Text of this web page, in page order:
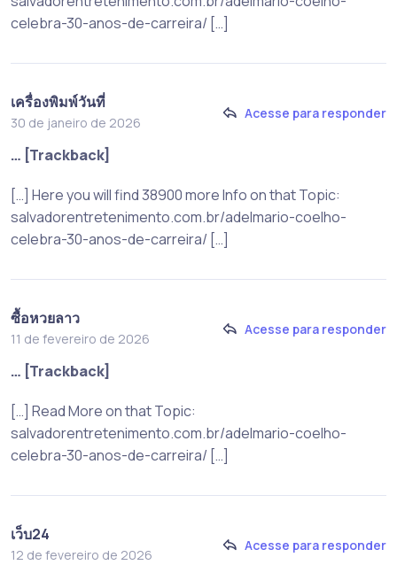
celebra-30-anos-de-carreira/ […]
เครื่องพิมพ์วันที่
30 de janeiro de 2026
Acesse para responder
… [Trackback]
[…] Here you will find 38900 more Info on that Topic:
salvadorentretenimento.com.br/adelmario-coelho-
celebra-30-anos-de-carreira/ […]
ซื้อหวยลาว
11 de fevereiro de 2026
Acesse para responder
… [Trackback]
[…] Read More on that Topic:
salvadorentretenimento.com.br/adelmario-coelho-
celebra-30-anos-de-carreira/ […]
เว็บ24
12 de fevereiro de 2026
Acesse para responder